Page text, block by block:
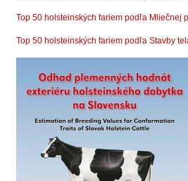
Top 50 holsteinských fariem podľa Mliečnej
Top 50 holsteinských fariem podľa Stavby